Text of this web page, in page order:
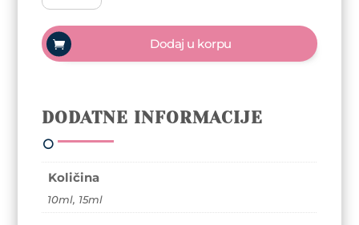
Acrylic
Pro
baza
-
Tiramisu
Two
DI-
Dodaj u korpu
DODATNE INFORMACIJE
Količina
10ml, 15ml